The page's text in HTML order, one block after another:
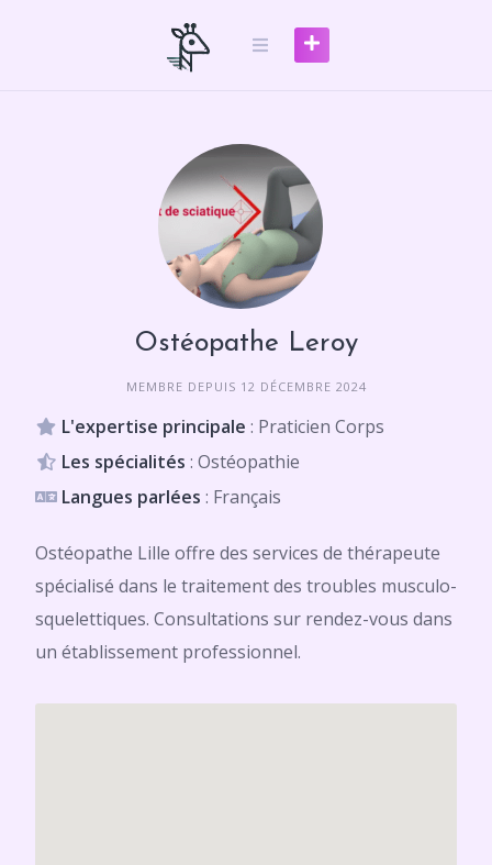
Ostéopathe Leroy
MEMBRE DEPUIS 12 DÉCEMBRE 2024
L'expertise principale : Praticien Corps
Les spécialités : Ostéopathie
Langues parlées : Français
Ostéopathe Lille offre des services de thérapeute
spécialisé dans le traitement des troubles musculo-
squelettiques. Consultations sur rendez-vous dans
un établissement professionnel.